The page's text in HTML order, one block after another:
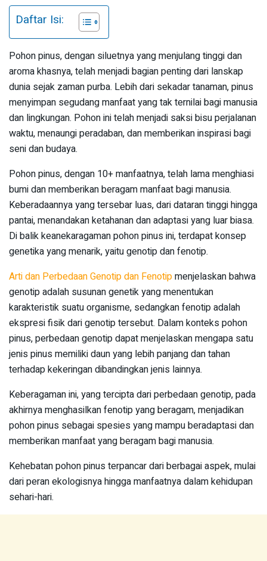
Daftar Isi:
Pohon pinus, dengan siluetnya yang menjulang tinggi dan
aroma khasnya, telah menjadi bagian penting dari lanskap
dunia sejak zaman purba. Lebih dari sekadar tanaman, pinus
menyimpan segudang manfaat yang tak ternilai bagi manusia
dan lingkungan. Pohon ini telah menjadi saksi bisu perjalanan
waktu, menaungi peradaban, dan memberikan inspirasi bagi
seni dan budaya.
Pohon pinus, dengan 10+ manfaatnya, telah lama menghiasi
bumi dan memberikan beragam manfaat bagi manusia.
Keberadaannya yang tersebar luas, dari dataran tinggi hingga
pantai, menandakan ketahanan dan adaptasi yang luar biasa.
Di balik keanekaragaman pohon pinus ini, terdapat konsep
genetika yang menarik, yaitu genotip dan fenotip.
Arti dan Perbedaan Genotip dan Fenotipmenjelaskan bahwa
genotip adalah susunan genetik yang menentukan
karakteristik suatu organisme, sedangkan fenotip adalah
ekspresi fisik dari genotip tersebut. Dalam konteks pohon
pinus, perbedaan genotip dapat menjelaskan mengapa satu
jenis pinus memiliki daun yang lebih panjang dan tahan
terhadap kekeringan dibandingkan jenis lainnya.
Keberagaman ini, yang tercipta dari perbedaan genotip, pada
akhirnya menghasilkan fenotip yang beragam, menjadikan
pohon pinus sebagai spesies yang mampu beradaptasi dan
memberikan manfaat yang beragam bagi manusia.
Kehebatan pohon pinus terpancar dari berbagai aspek, mulai
dari peran ekologisnya hingga manfaatnya dalam kehidupan
sehari-hari.